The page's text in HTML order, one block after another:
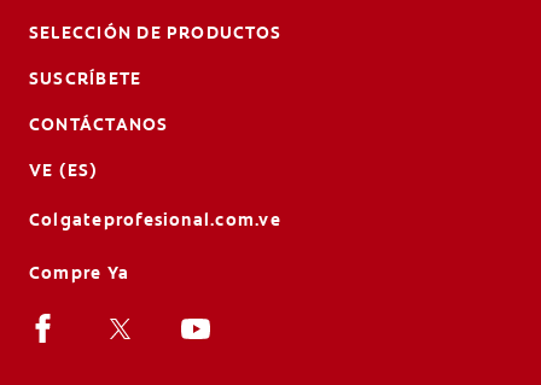
SELECCIÓN DE PRODUCTOS
SUSCRÍBETE
CONTÁCTANOS
VE (ES)
Colgateprofesional.com.ve
Compre Ya